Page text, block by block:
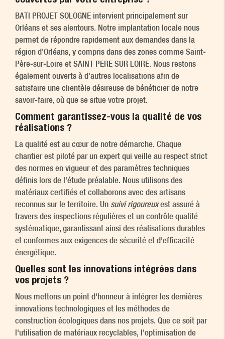
BATI PROJET SOLOGNE intervient principalement sur
Orléans et ses alentours. Notre implantation locale nous
permet de répondre rapidement aux demandes dans la
région d'Orléans, y compris dans des zones comme Saint-
Père-sur-Loire et SAINT PERE SUR LOIRE. Nous restons
également ouverts à d'autres localisations afin de
satisfaire une clientèle désireuse de bénéficier de notre
savoir-faire, où que se situe votre projet.
Comment garantissez-vous la qualité de vos
réalisations ?
La qualité est au cœur de notre démarche. Chaque
chantier est piloté par un expert qui veille au respect strict
des normes en vigueur et des paramètres techniques
définis lors de l'étude préalable. Nous utilisons des
matériaux certifiés et collaborons avec des artisans
reconnus sur le territoire. Un suivi rigoureuxest assuré à
travers des inspections régulières et un contrôle qualité
systématique, garantissant ainsi des réalisations durables
et conformes aux exigences de sécurité et d'efficacité
énergétique.
Quelles sont les innovations intégrées dans
vos projets ?
Nous mettons un point d'honneur à intégrer les dernières
innovations technologiques et les méthodes de
construction écologiques dans nos projets. Que ce soit par
l'utilisation de matériaux recyclables, l'optimisation de